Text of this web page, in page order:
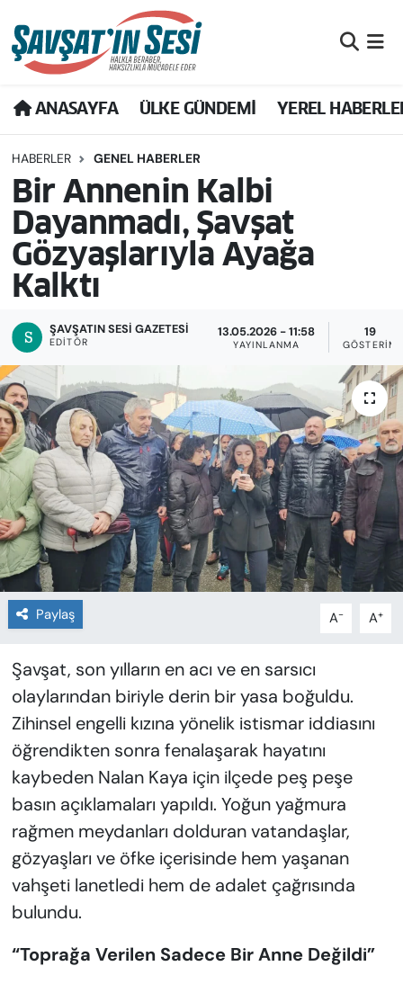
ANASAYFA ÜLKE GÜNDEMİ YEREL
HABERLER GENEL HABERLER
Bir Annenin Kalbi
Dayanmadı, Şavşat
Gözyaşlarıyla Ayağa
Kalktı
ŞAVŞATIN SESI GAZETESİ
EDITÖR
13.05.2026 - 11:58
YAYINLANMA
19
GÖSTERIM
Paylaş A- A+
Şavşat, son yılların en acı ve en sarsıcı
olaylarından biriyle derin bir yasa boğuldu.
Zihinsel engelli kızına yönelik istismar iddiasını
öğrendikten sonra fenalaşarak hayatını
kaybeden Nalan Kaya için ilçede peş peşe
basın açıklamaları yapıldı. Yoğun yağmura
rağmen meydanları dolduran vatandaşlar,
gözyaşları ve öfke içerisinde hem yaşanan
vahşeti lanetledi hem de adalet çağrısında
bulundu.
“Toprağa Verilen Sadece Bir Anne Değildi”
Artvin Nöbetçi Eczaneler
Artvin Hava Durumu
Artvin Namaz Vakitleri
Artvin Trafik Yoğunluk Haritası
Puan Durumu ve Fikstür
Tüm Manşetler
Son Dakika Haberleri
Haber Arşivi